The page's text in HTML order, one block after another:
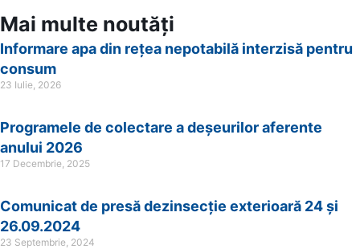
Mai multe noutăți
Informare apa din rețea nepotabilă interzisă pentru
consum
23 Iulie, 2026
Programele de colectare a deșeurilor aferente
anului 2026
17 Decembrie, 2025
Comunicat de presă dezinsecție exterioară 24 și
26.09.2024
23 Septembrie, 2024